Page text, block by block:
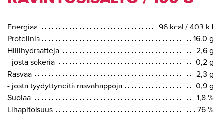
Energiaa
96 kcal / 403 kJ
Proteiinia
16.0 g
Hiilihydraatteja
2,6 g
- josta sokeria
0,2 g
Rasvaa
2,3 g
- josta tyydyttyneitä rasvahappoja
0,9 g
Suolaa
1,8 %
Lihapitoisuus
76 %